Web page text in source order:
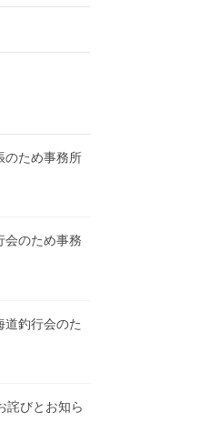
のため事務所
会のため事務
釣行会のた
詫びとお知ら